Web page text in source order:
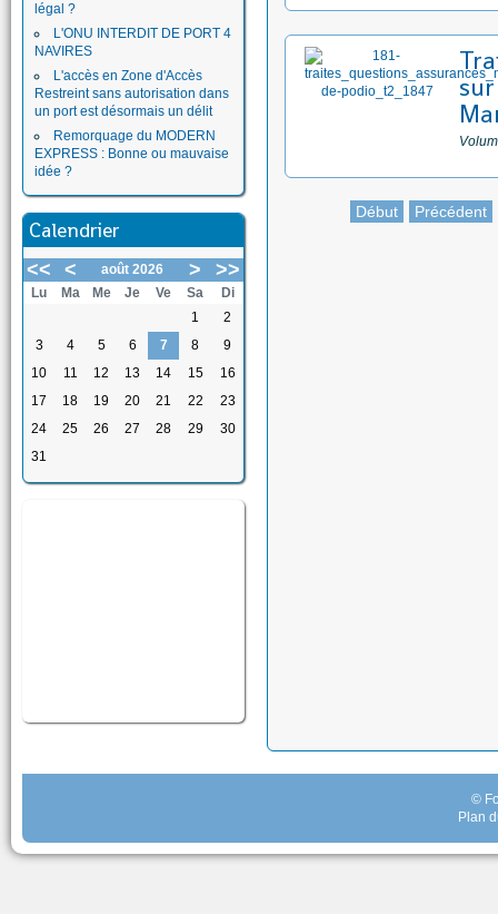
légal ?
L'ONU INTERDIT DE PORT 4
NAVIRES
L'accès en Zone d'Accès
Restreint sans autorisation dans
un port est désormais un délit
Remorquage du MODERN
EXPRESS : Bonne ou mauvaise
idée ?
Calendrier
<< < août 2026 > >>
Lu Ma Me Je Ve Sa
Di
1
2
3
4 5 6 7 8
9
10
11 12 13 14 15
16
17
18 19 20 21 22
23
24
25 26 27 28 29
30
31
Début Précédent
©
Plan